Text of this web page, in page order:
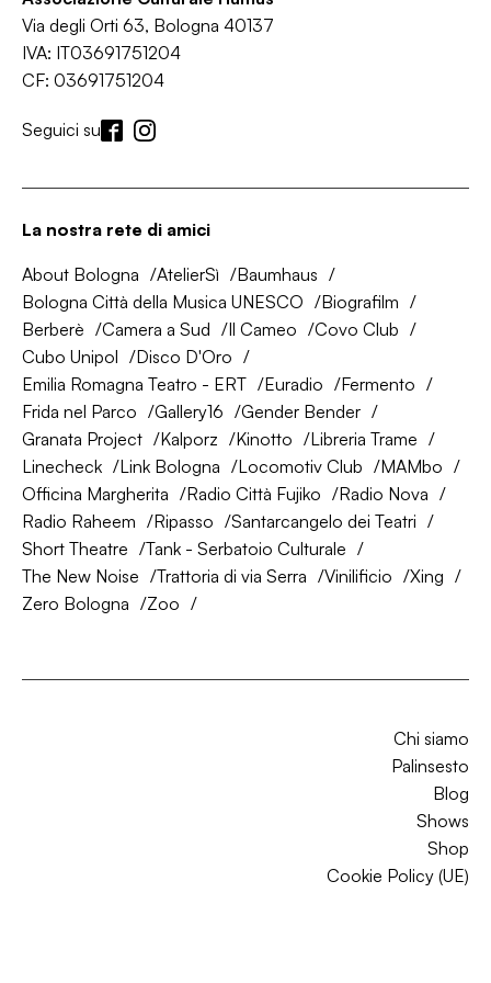
Via degli Orti 63, Bologna 40137
IVA: IT03691751204
CF: 03691751204
Seguici su
La nostra rete di amici
About Bologna AtelierSì
Baumhaus
Bologna Città della Musica UNESCO
Biografilm
Berberè
Camera a Sud Il Cameo
Covo Club
Cubo Unipol
Disco D'Oro
Emilia Romagna Teatro - ERT
Euradio
Fermento
Frida nel Parco
Gallery16
Gender Bender
Granata Project
Kalporz Kinotto
Libreria Trame
Linecheck
Link Bologna Locomotiv Club
MAMbo
Officina Margherita
Radio Città Fujiko
Radio Nova
Radio Raheem
Ripasso
Santarcangelo dei Teatri
Short Theatre
Tank - Serbatoio Culturale
The New Noise
Trattoria di via Serra Vinilificio
Xing
Zero Bologna
Zoo
Chi siamo
Palinsesto
Blog
Shows
Shop
Cookie Policy (UE)